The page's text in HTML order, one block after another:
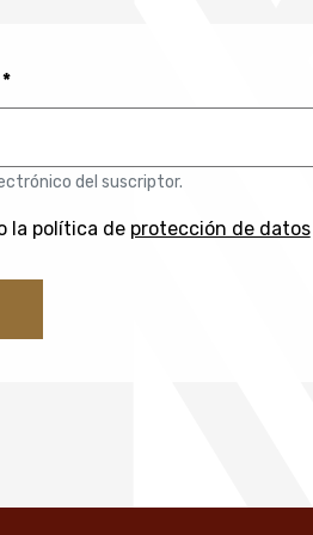
del suscriptor.
la política de protección de datos